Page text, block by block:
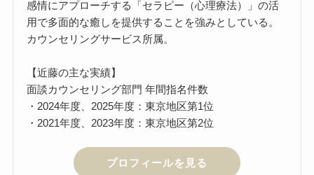
感情にアプローチする「セラピー（心理療法）」の活
用で多面的な癒しを提供することを強みとしている。
カウンセリングサービス所属。
【近藤の主な実績】
面談カウンセリング部門 年間指名件数
・2024年度、2025年度：東京地区第1位
・2021年度、2023年度：東京地区第2位
プロフィールを見る